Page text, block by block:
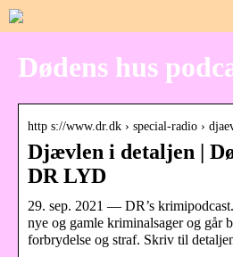
Dødens hus
http s://www.dr.dk › special-radio ›
Djævlen i detaljen |
DR LYD
29. sep. 2021 — DR’s
nye og gamle kriminalsager og går
forbrydelse og straf. Skriv til